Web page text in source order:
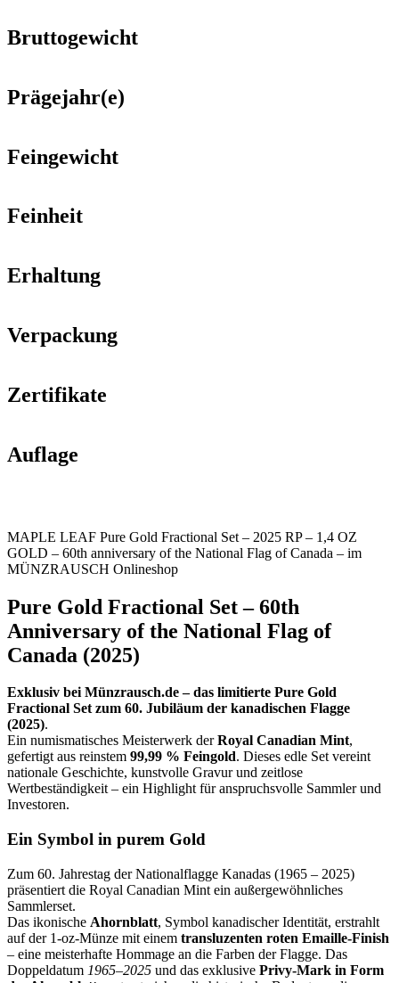
Bruttogewicht
Prägejahr(e)
Feingewicht
Feinheit
Erhaltung
Verpackung
Zertifikate
Auflage
MAPLE LEAF Pure Gold Fractional Set – 2025 RP – 1,4 OZ
GOLD – 60th anniversary of the National Flag of Canada – im
MÜNZRAUSCH Onlineshop
Pure Gold Fractional Set – 60th
Anniversary of the National Flag of
Canada (2025)
Exklusiv bei Münzrausch.de – das limitierte Pure Gold
Fractional Set zum 60. Jubiläum der kanadischen Flagge
(2025).
Ein numismatisches Meisterwerk derRoyal Canadian Mint,
gefertigt aus reinstem 99,99 % Feingold. Dieses edle Set vereint
nationale Geschichte, kunstvolle Gravur und zeitlose
Wertbeständigkeit – ein Highlight für anspruchsvolle Sammler und
Investoren.
Ein Symbol in purem Gold
Zum 60. Jahrestag der Nationalflagge Kanadas (1965 – 2025)
präsentiert die Royal Canadian Mint ein außergewöhnliches
Sammlerset.
Das ikonische Ahornblatt, Symbol kanadischer Identität, erstrahlt
auf der 1-oz-Münze mit einem transluzenten roten Emaille-Finish
– eine meisterhafte Hommage an die Farben der Flagge. Das
Doppeldatum 1965–2025 und das exklusive Privy-Mark in Form